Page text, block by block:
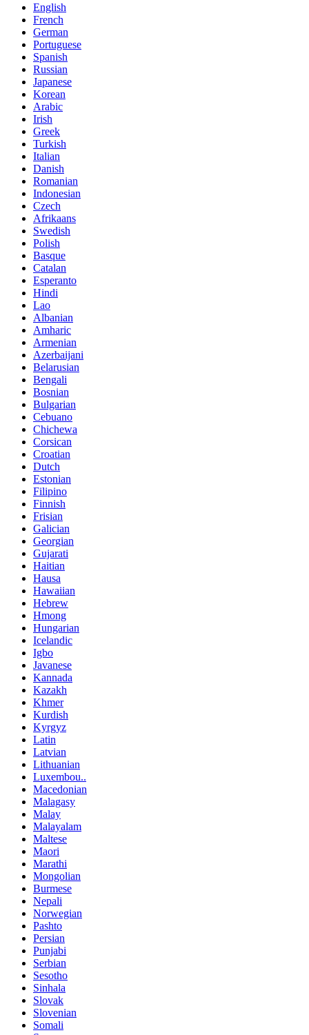
English
French
German
Portuguese
Spanish
Russian
Japanese
Korean
Arabic
Irish
Greek
Turkish
Italian
Danish
Romanian
Indonesian
Czech
Afrikaans
Swedish
Polish
Basque
Catalan
Esperanto
Hindi
Lao
Albanian
Amharic
Armenian
Azerbaijani
Belarusian
Bengali
Bosnian
Bulgarian
Cebuano
Chichewa
Corsican
Croatian
Dutch
Estonian
Filipino
Finnish
Frisian
Galician
Georgian
Gujarati
Haitian
Hausa
Hawaiian
Hebrew
Hmong
Hungarian
Icelandic
Igbo
Javanese
Kannada
Kazakh
Khmer
Kurdish
Kyrgyz
Latin
Latvian
Lithuanian
Luxembou..
Macedonian
Malagasy
Malay
Malayalam
Maltese
Maori
Marathi
Mongolian
Burmese
Nepali
Norwegian
Pashto
Persian
Punjabi
Serbian
Sesotho
Sinhala
Slovak
Slovenian
Somali